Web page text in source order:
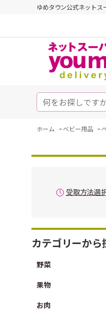
ゆめタウン公式ネットス
ホーム - ベビー用品 -
受取方法選
カテゴリーから
野菜
果物
お肉